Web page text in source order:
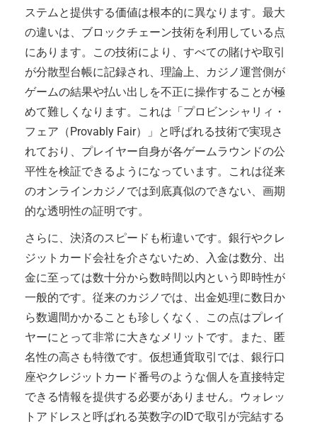
ステムと提供する価値は根本的に異なります。最大
の違いは、ブロックチェーン技術を利用している点
にあります。この技術により、すべての賭けや取引
が分散型台帳に記録され、理論上、カジノ運営側が
ゲームの結果や払い出しを不正に操作することが極
めて難しくなります。これは「プロビンシャリィ・
フェア（Provably Fair）」と呼ばれる技術で実現さ
れており、プレイヤー自身が各ゲームラウンドの公
平性を検証できるようになっています。これは従来
のオンラインカジノでは到底真似のできない、画期
的な透明性の証明です。
さらに、決済のスピードも桁違いです。銀行やクレ
ジットカード会社を介さないため、入金は数分、出
金に至っては数十分から数時間以内という即時性が
一般的です。従来のカジノでは、出金処理に数日か
ら数週間かかることも珍しくなく、この点はプレイ
ヤーにとって非常に大きなメリットです。また、匿
名性の高さも特徴です。仮想通貨取引では、銀行口
座やクレジットカード番号のような個人を直接特定
できる情報を提供する必要がありません。ウォレッ
トアドレスと呼ばれる英数字のIDで取引が完結する